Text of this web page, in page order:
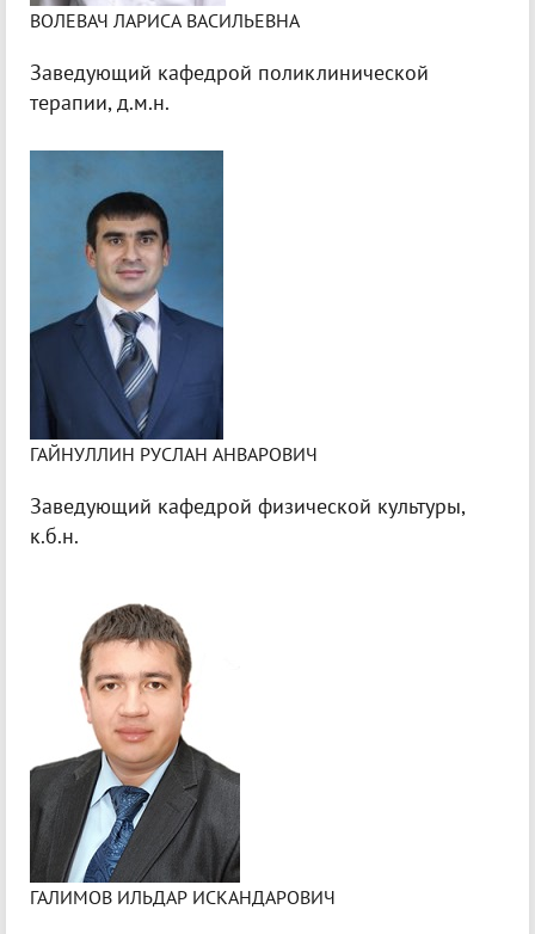
ВОЛЕВАЧ ЛАРИСА ВАСИЛЬЕВНА
Заведующий кафедрой поликлинической
терапии, д.м.н.
ГАЙНУЛЛИН РУСЛАН АНВАРОВИЧ
Заведующий кафедрой физической культуры,
к.б.н.
ГАЛИМОВ ИЛЬДАР ИСКАНДАРОВИЧ